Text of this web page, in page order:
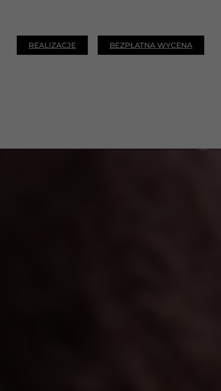
REALIZACJE BEZPŁATNA WYCENA